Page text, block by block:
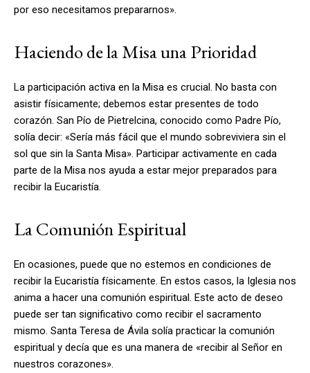
por eso necesitamos prepararnos».
Haciendo de la Misa una Prioridad
La participación activa en la Misa es crucial. No basta con
asistir físicamente; debemos estar presentes de todo
corazón. San Pío de Pietrelcina, conocido como Padre Pío,
solía decir: «Sería más fácil que el mundo sobreviviera sin el
sol que sin la Santa Misa». Participar activamente en cada
parte de la Misa nos ayuda a estar mejor preparados para
recibir la Eucaristía.
La Comunión Espiritual
En ocasiones, puede que no estemos en condiciones de
recibir la Eucaristía físicamente. En estos casos, la Iglesia nos
anima a hacer una comunión espiritual. Este acto de deseo
puede ser tan significativo como recibir el sacramento
mismo. Santa Teresa de Ávila solía practicar la comunión
espiritual y decía que es una manera de «recibir al Señor en
nuestros corazones».